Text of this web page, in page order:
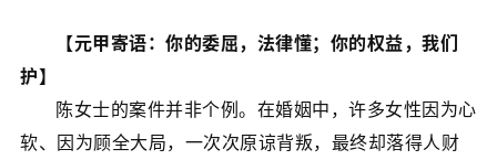
【元甲寄语：你的委屈，法律懂；你的权益，我们
护】
陈女士的案件并非个例。在婚姻中，许多女性因为心
软、因为顾全大局，一次次原谅背叛，最终却落得人财